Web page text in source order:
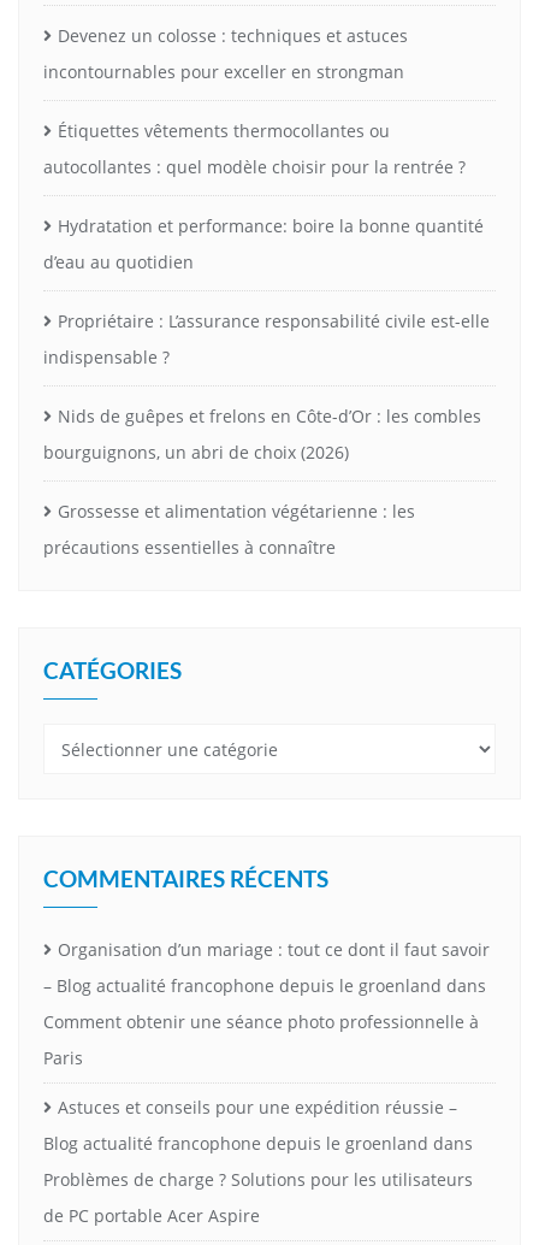
Devenez un colosse : techniques et astuces
incontournables pour exceller en strongman
Étiquettes vêtements thermocollantes ou
autocollantes : quel modèle choisir pour la rentrée ?
Hydratation et performance: boire la bonne quantité
d’eau au quotidien
Propriétaire : L’assurance responsabilité civile est-elle
indispensable ?
Nids de guêpes et frelons en Côte-d’Or : les combles
bourguignons, un abri de choix (2026)
Grossesse et alimentation végétarienne : les
précautions essentielles à connaître
CATÉGORIES
Catégories
COMMENTAIRES RÉCENTS
Organisation d’un mariage : tout ce dont il faut savoir
– Blog actualité francophone depuis le groenland dans
Comment obtenir une séance photo professionnelle à
Paris
Astuces et conseils pour une expédition réussie –
Blog actualité francophone depuis le groenland dans
Problèmes de charge ? Solutions pour les utilisateurs
de PC portable Acer Aspire